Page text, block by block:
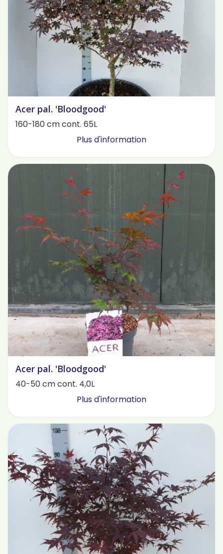
Acer pal. 'Bloodgood'
160-180 cm cont. 65L
Plus d'information
Acer pal. 'Bloodgood'
40-50 cm cont. 4,0L
Plus d'information